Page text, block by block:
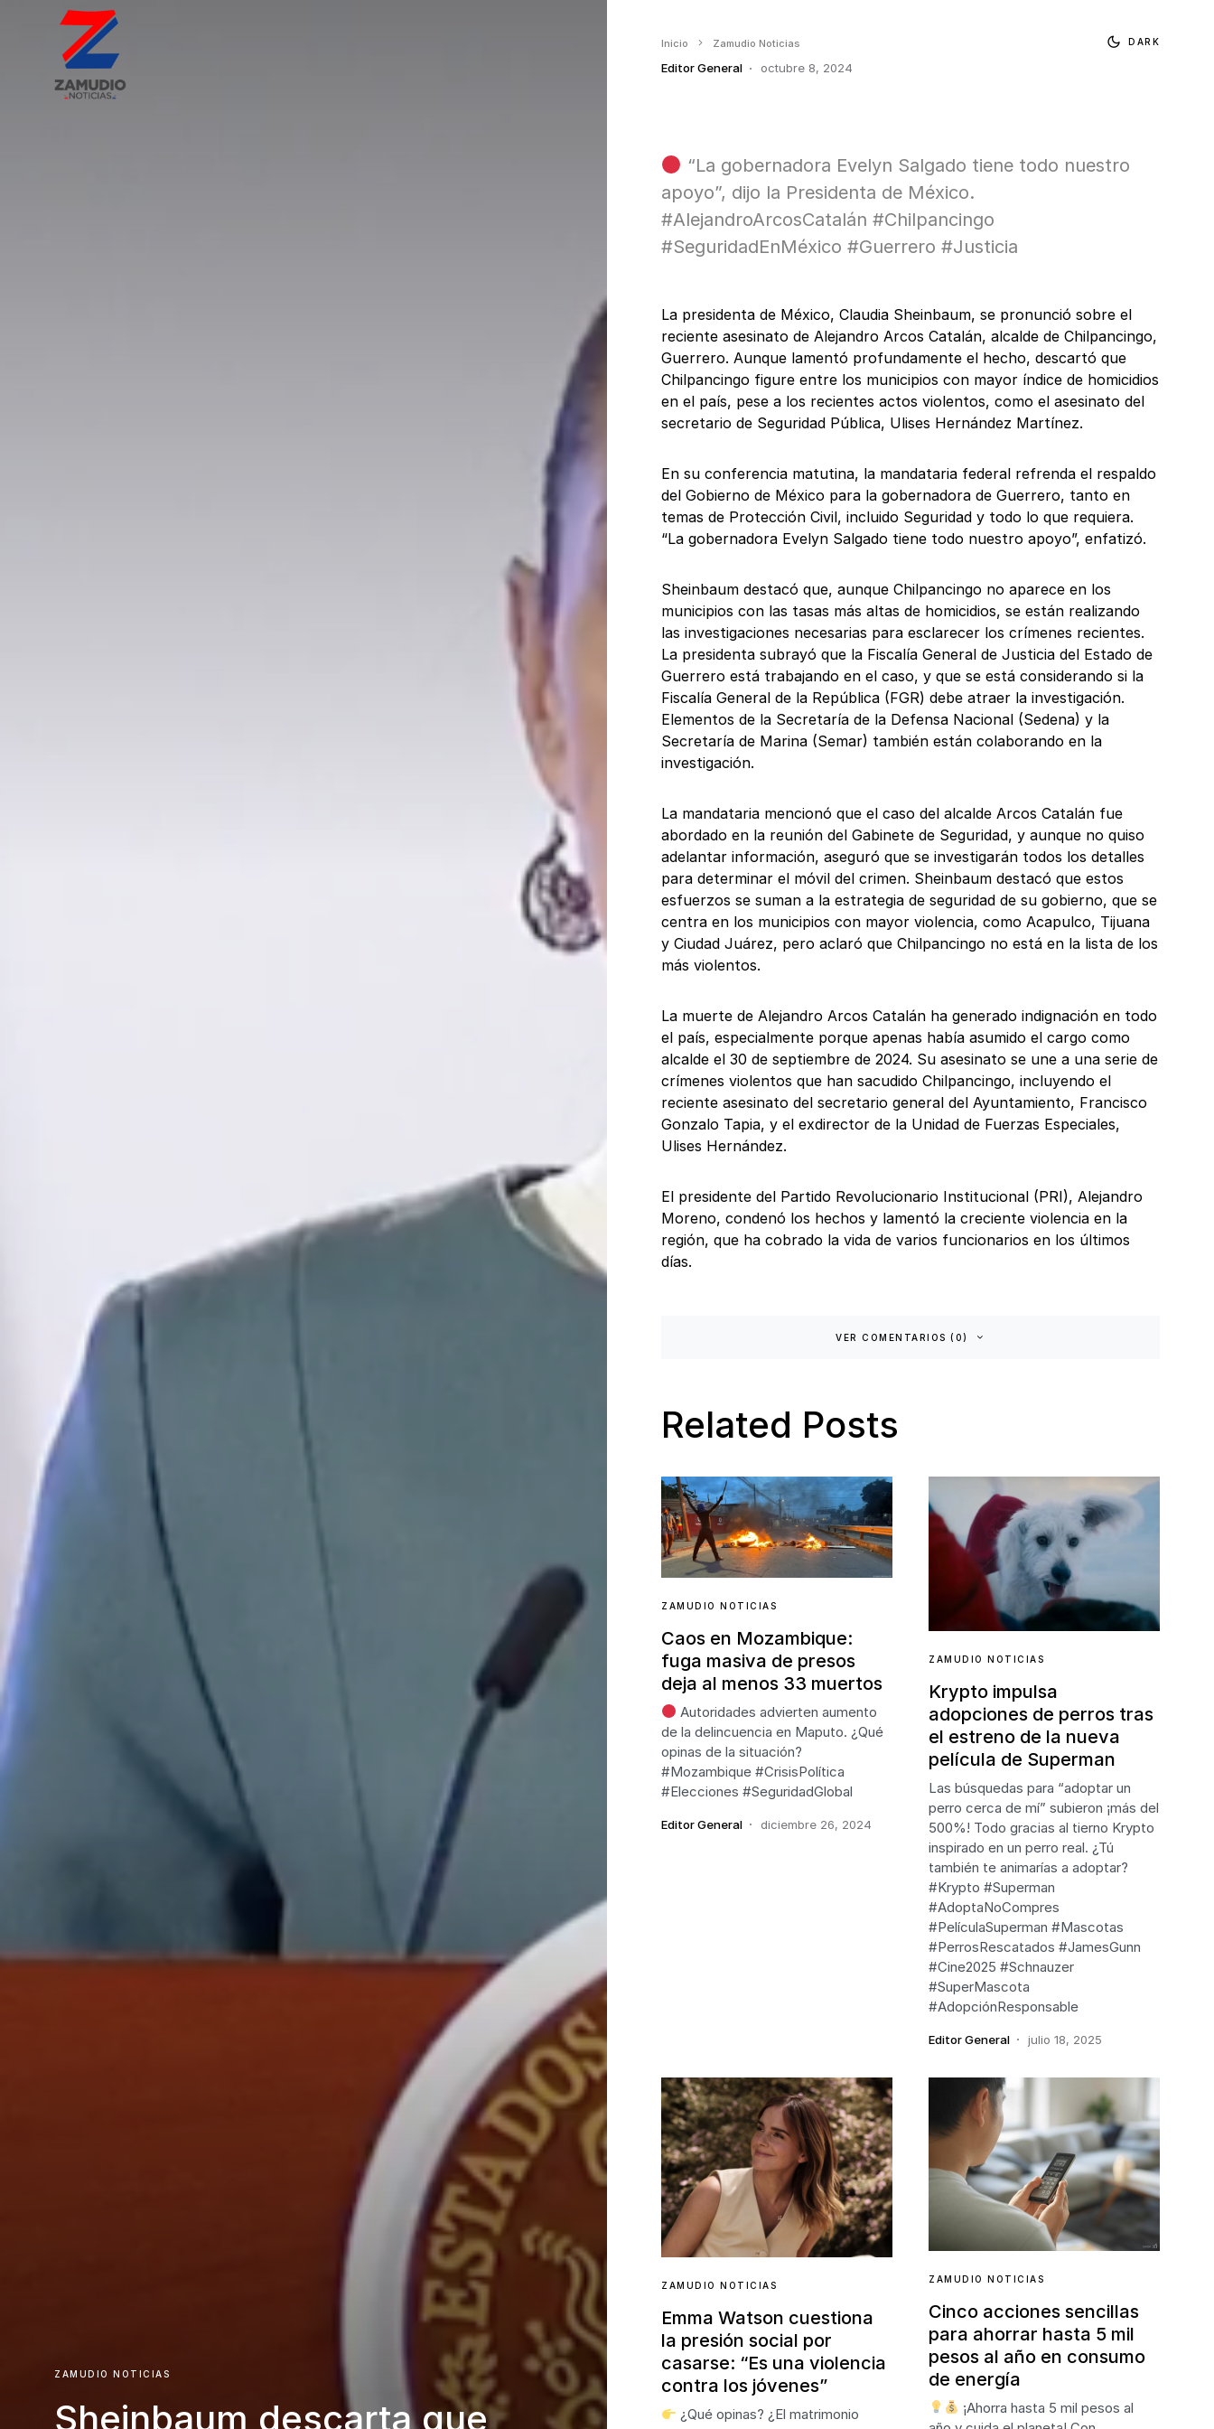
ZAMUDIO NOTICIAS
Sheinbaum descarta que
Inicio Zamudio Noticias
Editor General octubre 8, 2024
DARK
“La gobernadora Evelyn Salgado tiene todo nuestro
apoyo”, dijo la Presidenta de México.
#AlejandroArcosCatalán #Chilpancingo
#SeguridadEnMéxico #Guerrero #Justicia
La presidenta de México, Claudia Sheinbaum, se pronunció sobre el
reciente asesinato de Alejandro Arcos Catalán, alcalde de Chilpancingo,
Guerrero. Aunque lamentó profundamente el hecho, descartó que
Chilpancingo figure entre los municipios con mayor índice de homicidios
en el país, pese a los recientes actos violentos, como el asesinato del
secretario de Seguridad Pública, Ulises Hernández Martínez.
En su conferencia matutina, la mandataria federal refrenda el respaldo
del Gobierno de México para la gobernadora de Guerrero, tanto en
temas de Protección Civil, incluido Seguridad y todo lo que requiera.
“La gobernadora Evelyn Salgado tiene todo nuestro apoyo”, enfatizó.
Sheinbaum destacó que, aunque Chilpancingo no aparece en los
municipios con las tasas más altas de homicidios, se están realizando
las investigaciones necesarias para esclarecer los crímenes recientes.
La presidenta subrayó que la Fiscalía General de Justicia del Estado de
Guerrero está trabajando en el caso, y que se está considerando si la
Fiscalía General de la República (FGR) debe atraer la investigación.
Elementos de la Secretaría de la Defensa Nacional (Sedena) y la
Secretaría de Marina (Semar) también están colaborando en la
investigación.
La mandataria mencionó que el caso del alcalde Arcos Catalán fue
abordado en la reunión del Gabinete de Seguridad, y aunque no quiso
adelantar información, aseguró que se investigarán todos los detalles
para determinar el móvil del crimen. Sheinbaum destacó que estos
esfuerzos se suman a la estrategia de seguridad de su gobierno, que se
centra en los municipios con mayor violencia, como Acapulco, Tijuana
y Ciudad Juárez, pero aclaró que Chilpancingo no está en la lista de los
más violentos.
La muerte de Alejandro Arcos Catalán ha generado indignación en todo
el país, especialmente porque apenas había asumido el cargo como
alcalde el 30 de septiembre de 2024. Su asesinato se une a una serie de
crímenes violentos que han sacudido Chilpancingo, incluyendo el
reciente asesinato del secretario general del Ayuntamiento, Francisco
Gonzalo Tapia, y el exdirector de la Unidad de Fuerzas Especiales,
Ulises Hernández.
El presidente del Partido Revolucionario Institucional (PRI), Alejandro
Moreno, condenó los hechos y lamentó la creciente violencia en la
región, que ha cobrado la vida de varios funcionarios en los últimos
días.
VER COMENTARIOS (0)
Related Posts
ZAMUDIO NOTICIAS
Caos en Mozambique:
fuga masiva de presos
deja al menos 33 muertos
Autoridades advierten aumento
de la delincuencia en Maputo. ¿Qué
opinas de la situación?
#Mozambique #CrisisPolítica
#Elecciones #SeguridadGlobal
Editor General diciembre 26, 2024
ZAMUDIO NOTICIAS
Krypto impulsa
adopciones de perros tras
el estreno de la nueva
película de Superman
Las búsquedas para “adoptar un
perro cerca de mí” subieron ¡más del
500%! Todo gracias al tierno Krypto
inspirado en un perro real. ¿Tú
también te animarías a adoptar?
#Krypto #Superman
#AdoptaNoCompres
#PelículaSuperman #Mascotas
#PerrosRescatados #JamesGunn
#Cine2025 #Schnauzer
#SuperMascota
#AdopciónResponsable
Editor General julio 18, 2025
ZAMUDIO NOTICIAS
Emma Watson cuestiona
la presión social por
casarse: “Es una violencia
contra los jóvenes”
¿Qué opinas? ¿El matrimonio
ZAMUDIO NOTICIAS
Cinco acciones sencillas
para ahorrar hasta 5 mil
pesos al año en consumo
de energía
¡Ahorra hasta 5 mil pesos al